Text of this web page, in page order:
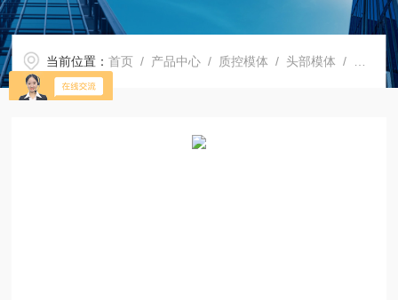
当前位置：首页 / 产品中心 / 质控模体 / 头部模体 / WEK51-02 CT血管造影头模